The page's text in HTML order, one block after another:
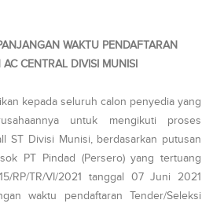
WAKTU PENDAFTARAN
CENTRAL DIVISI MUNISI
kepada seluruh calon penyedia yang
untuk mengikuti proses
ST Divisi Munisi, berdasarkan putusan
PT Pindad (Persero) yang tertuang
RP/TR/VI/2021 tanggal 07 Juni 2021
waktu pendaftaran Tender/Seleksi